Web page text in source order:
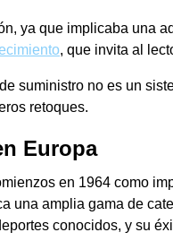
ya que implicaba una
, que invita al
suministro no es un
retoques.
Europa
en 1964 como
una amplia gama de
conocidos, y su